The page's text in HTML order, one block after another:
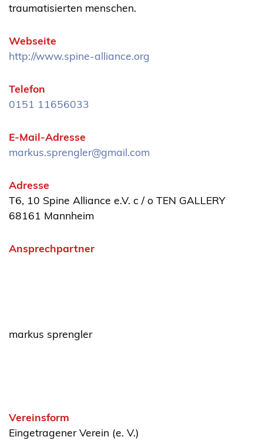
traumatisierten menschen.
Webseite
http://www.spine-alliance.org
Telefon
0151 11656033
E-Mail-Adresse
markus.sprengler@gmail.com
Adresse
T6, 10 Spine Alliance e.V. c / o TEN GALLERY
68161 Mannheim
Ansprechpartner
markus sprengler
Vereinsform
Eingetragener Verein (e. V.)